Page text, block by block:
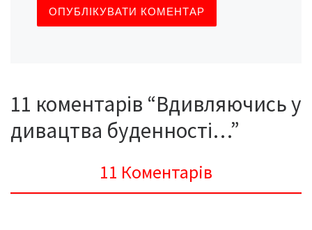
11 коментарів “Вдивляючись у
дивацтва буденності…”
11 Коментарів